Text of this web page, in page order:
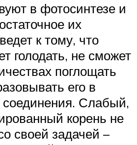
в фотосинтезе и
их
к тому, что
голодать, не сможет
поглощать
его в
соединения. Слабый,
корень не
своей задачей –